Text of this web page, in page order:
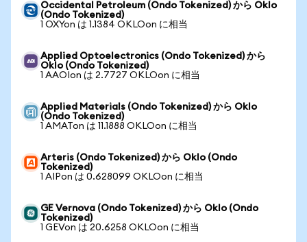
Occidental Petroleum (Ondo Tokenized) から Oklo
(Ondo Tokenized)
1 OXYon は 1.1384 OKLOon に相当
Applied Optoelectronics (Ondo Tokenized) から
Oklo (Ondo Tokenized)
1 AAOIon は 2.7727 OKLOon に相当
Applied Materials (Ondo Tokenized) から Oklo
(Ondo Tokenized)
1 AMATon は 11.1888 OKLOon に相当
Arteris (Ondo Tokenized) から Oklo (Ondo
Tokenized)
1 AIPon は 0.628099 OKLOon に相当
GE Vernova (Ondo Tokenized) から Oklo (Ondo
Tokenized)
1 GEVon は 20.6258 OKLOon に相当